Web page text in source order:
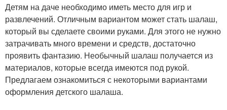
Детям на даче необходимо иметь место для игр и
развлечений. Отличным вариантом может стать шалаш,
который вы сделаете своими руками. Для этого не нужно
затрачивать много времени и средств, достаточно
проявить фантазию. Необычный шалаш получается из
материалов, которые всегда имеются под рукой.
Предлагаем ознакомиться с некоторыми вариантами
оформления детского шалаша.